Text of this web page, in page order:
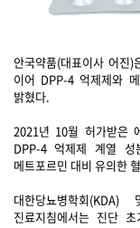
안국약품(대표이사 어진)
이어 DPP-4 억제제와
밝혔다.
2021년 10월 허가받은
DPP-4 억제제 계열 성
메트포르민 대비 유의한
대한당뇨병학회
진료지침에서는 진단